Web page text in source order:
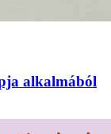
alkalmából